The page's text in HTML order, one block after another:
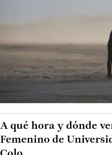
A qué hora y dónde
Femenino de